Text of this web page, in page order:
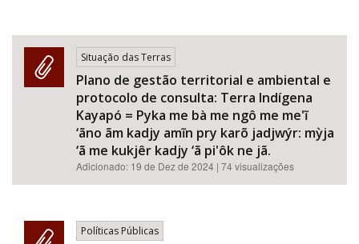
Situação das Terras
Plano de gestão territorial e ambiental e
protocolo de consulta: Terra Indígena
Kayapó = Pyka me bà me ngô me me'ĩ
‘ãno ãm kadjy amĩn pry karõ jadjwýr: mỳja
‘ã me kukjêr kadjy ‘ã pi'ôk ne jã.
Adicionado: 19 de Dez de 2024 | 74 visualizações
Políticas Públicas